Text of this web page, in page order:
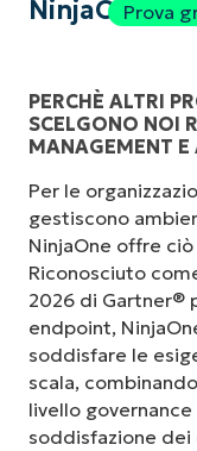
NinjaOneProva
PERCHÈ ALTRI
SCELGONO NOI
MANAGEMENT E
Per le
gestiscono
NinjaOne offre
Riconosciuto
2026 di Gartner®
endpoint,
soddisfare le
scala,
livello
soddisfazione